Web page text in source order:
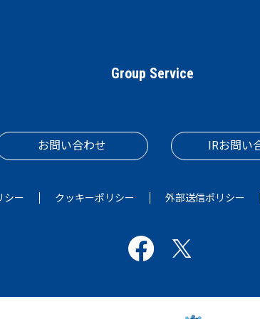
Group Service
お問い合わせ IRお問い
シー クッキーポリシー 外部送信ポリシー